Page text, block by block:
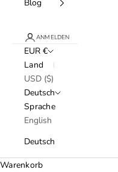
Blog
ANMELDEN
EUR €
Land
USD ($)
Deutsch
Sprache
English
Deutsch
Warenkorb